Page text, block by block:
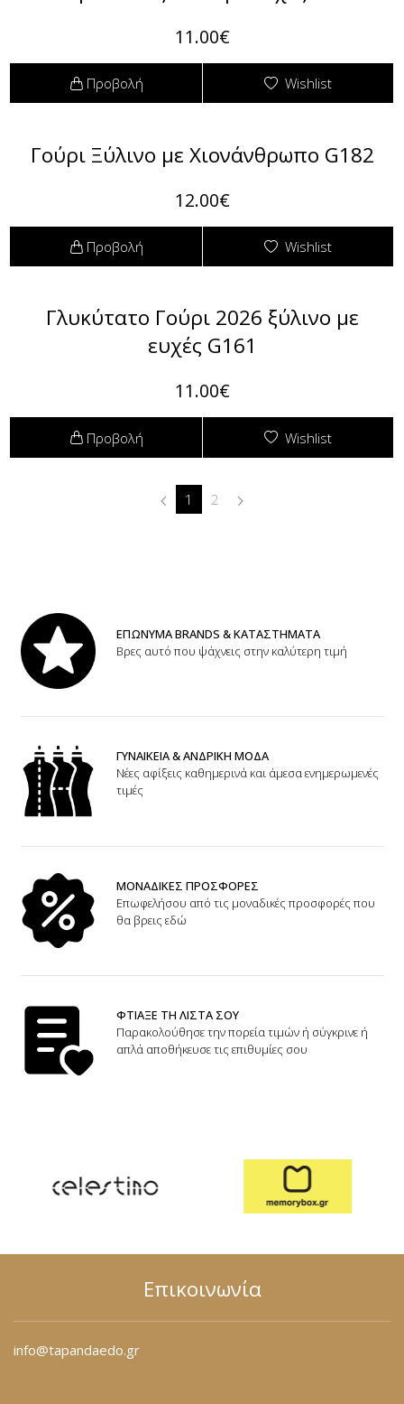
11.00€
Προβολή Wishlist
Γούρι Ξύλινο με Χιονάνθρωπο G182
12.00€
Προβολή Wishlist
Γλυκύτατο Γούρι 2026 ξύλινο με
ευχές G161
11.00€
Προβολή Wishlist
1 2
ΕΠΩΝΥΜΑ BRANDS & ΚΑΤΑΣΤΗΜΑΤΑ
Βρες αυτό που ψάχνεις στην καλύτερη τιμή
ΓΥΝΑΙΚΕΙΑ & ΑΝΔΡΙΚΗ ΜΟΔΑ
Νέες αφίξεις καθημερινά και άμεσα ενημερωμενές
τιμές
ΜΟΝΑΔΙΚΕΣ ΠΡΟΣΦΟΡΕΣ
Επωφελήσου από τις μοναδικές προσφορές που
θα βρεις εδώ
ΦΤΙΑΞΕ ΤΗ ΛΙΣΤΑ ΣΟΥ
Παρακολούθησε την πορεία τιμών ή σύγκρινε ή
απλά αποθήκευσε τις επιθυμίες σου
Επικοινωνία
info@tapandaedo.gr